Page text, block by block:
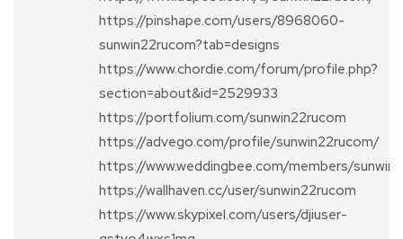
https://pinshape.com/users/8968060-
sunwin22rucom?tab=designs
https://www.chordie.com/forum/profile.php?
section=about&id=2529933
https://portfolium.com/sunwin22rucom
https://advego.com/profile/sunwin22rucom/
https://www.weddingbee.com/members/
https://wallhaven.cc/user/sunwin22rucom
https://www.skypixel.com/users/djiuser-